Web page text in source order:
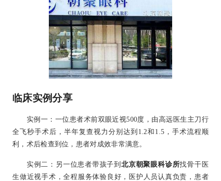
临床实例分享
实例一：一位患者术前双眼近视500度，由高远医生主刀行
全飞秒手术后，半年复查视力分别达到1.2和1.5，手术流程顺
利，术后检查到位，患者对成效非常满意。
实例二：另一位患者带孩子到北京朝聚眼科诊所找骨干医
生做近视手术，全程服务体验良好，医护人员认真负责，患者